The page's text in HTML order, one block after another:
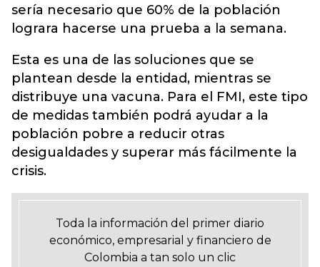
sería necesario que 60% de la población
lograra hacerse una prueba a la semana.
Esta es una de las soluciones que se
plantean desde la entidad, mientras se
distribuye una vacuna. Para el FMI, este tipo
de medidas también podrá ayudar a la
población pobre a reducir otras
desigualdades y superar más fácilmente la
crisis.
Toda la información del primer diario
económico, empresarial y financiero de
Colombia a tan solo un clic